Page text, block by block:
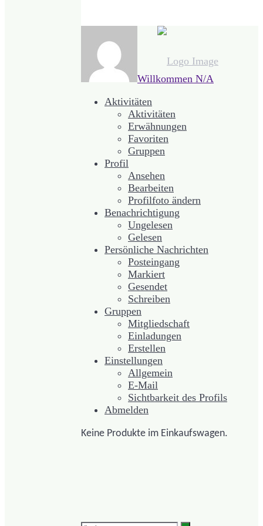
Willkommen N/A
Aktivitäten
Aktivitäten
Erwähnungen
Favoriten
Gruppen
Profil
Ansehen
Bearbeiten
Profilfoto ändern
Benachrichtigung
Ungelesen
Gelesen
Persönliche Nachrichten
Posteingang
Markiert
Gesendet
Schreiben
Gruppen
Mitgliedschaft
Einladungen
Erstellen
Einstellungen
Allgemein
E-Mail
Sichtbarkeit des Profils
Abmelden
Keine Produkte im Einkaufswagen.